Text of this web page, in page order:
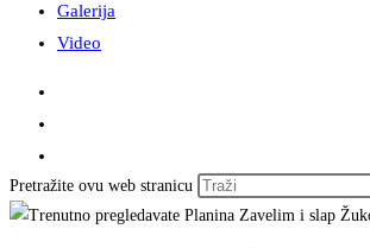
Galerija
Video
Pretražite ovu web stranicu